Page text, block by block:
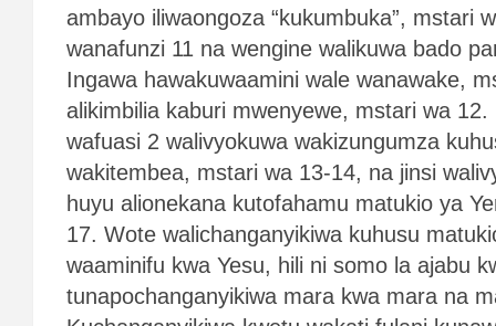
ambayo iliwaongoza “kukumbuka”, mstari
wanafunzi 11 na wengine walikuwa bado
Ingawa hawakuwaamini wale wanawake,
alikimbilia kaburi mwenyewe, mstari wa 12.
wafuasi 2 walivyokuwa wakizungumza
wakitembea, mstari wa 13-14, na jinsi
huyu alionekana kutofahamu matukio ya
17. Wote walichanganyikiwa kuhusu
waaminifu kwa Yesu, hili ni somo la ajabu
tunapochanganyikiwa mara kwa mara na